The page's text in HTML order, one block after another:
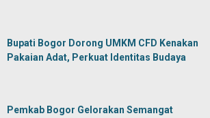
Bupati Bogor Dorong UMKM CFD Kenakan
Pakaian Adat, Perkuat Identitas Budaya
Pemkab Bogor Gelorakan Semangat